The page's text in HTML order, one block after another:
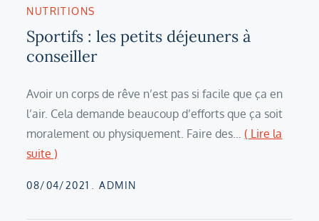
NUTRITIONS
Sportifs : les petits déjeuners à
conseiller
Avoir un corps de rêve n’est pas si facile que ça en
l’air. Cela demande beaucoup d’efforts que ça soit
moralement ou physiquement. Faire des…( Lire la
suite )
Posted
08/04/2021 ADMIN